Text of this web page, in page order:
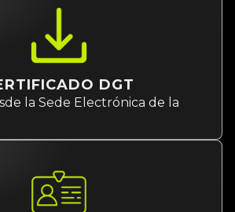
DGT
la Sede Electrónica de la